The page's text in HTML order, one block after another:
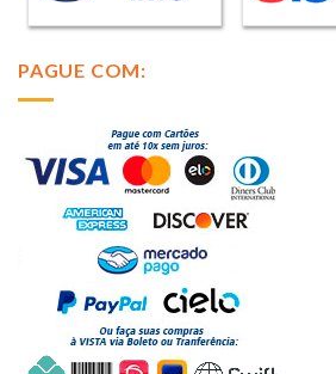
PAGUE COM: